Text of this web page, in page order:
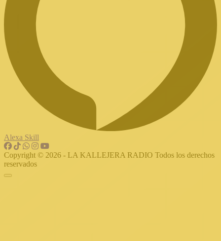
Alexa Skill
Copyright © 2026 - LA KALLEJERA RADIO Todos los derechos
reservados